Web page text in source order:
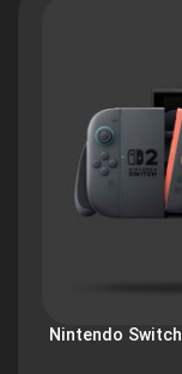
کنسول بازی نینتندو سوییچ Nintendo Switch